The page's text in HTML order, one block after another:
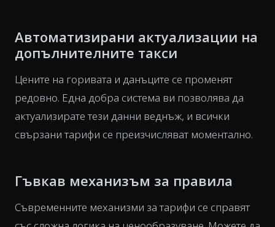
Автоматизирани актуализации на
допълнителните такси
Цените на горивата и данъците се променят
редовно. Една добра система ви позволява да
актуализирате тези данни веднъж, и всички
свързани тарифи се преизчисляват моментално.
Гъвкав механизъм за правила
Съвременните механизми за тарифи се справят